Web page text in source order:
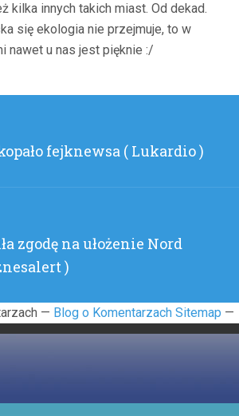
kilka innych takich miast. Od dekad.
się ekologia nie przejmuje, to w
nawet u nas jest pięknie :/
fejknewsa ( Lukardio )
zgodę na ułożenie Nord
)
— Blog o Komentarzach Sitemap —